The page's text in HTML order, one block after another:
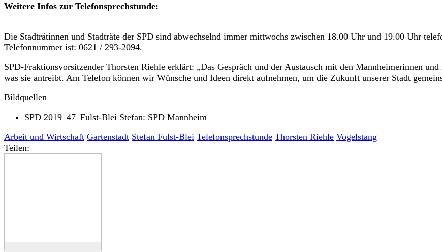
Weitere Infos zur Telefonsprechstunde:
Die Stadträtinnen und Stadträte der SPD sind abwechselnd immer mittwochs zwischen 18.00 Uhr und 19.00 Uhr
Telefonnummer ist: 0621 / 293-2094.
SPD-Fraktionsvorsitzender Thorsten Riehle erklärt: „Das Gespräch und der Austausch mit den Mannheimerinnen
was sie antreibt. Am Telefon können wir Wünsche und Ideen direkt aufnehmen, um die Zukunft unserer Stadt
Bildquellen
SPD 2019_47_Fulst-Blei Stefan: SPD Mannheim
Arbeit und Wirtschaft Gartenstadt Stefan Fulst-Blei Telefonsprechstunde Thorsten Riehle Vogelstang
Teilen: